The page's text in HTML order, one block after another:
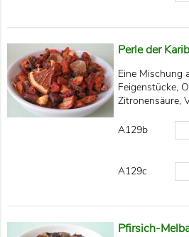
Perle der
Eine Mischung
Feigenstücke,
Zitronensäure,
A129b
A129c
Pfirsich-